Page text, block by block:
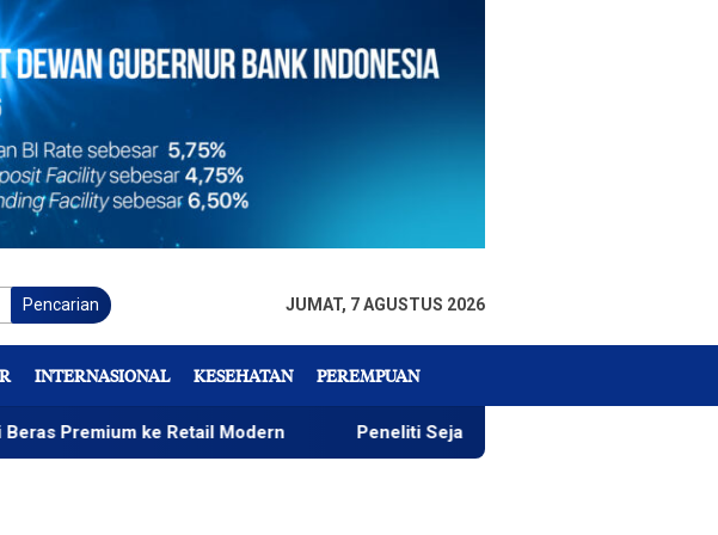
Pencarian JUMAT, 7 AGUSTUS 2026
INTERNASIONAL KESEHATAN PEREMPUAN
ke Retail Modern Peneliti Sejarah: Penataan Taman GOR Wajar, yang